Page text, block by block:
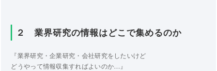
２ 業界研究の情報はどこで集めるのか
『業界研究・企業研究・会社研究をしたいけど
どうやって情報収集すればよいのか…』